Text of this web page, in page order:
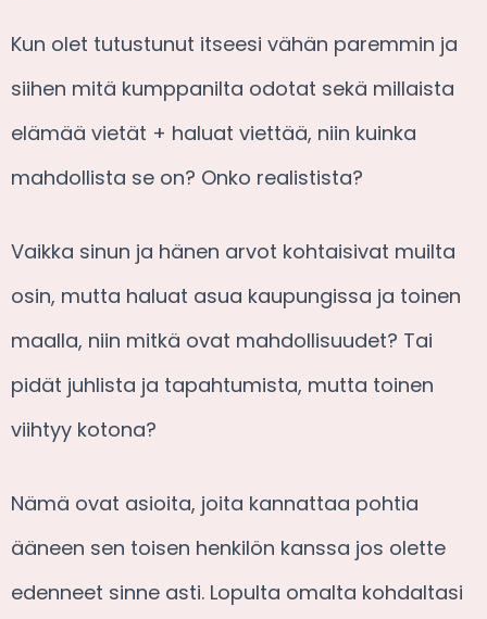
Kun olet tutustunut itseesi vähän paremmin ja
siihen mitä kumppanilta odotat sekä millaista
elämää vietät + haluat viettää, niin kuinka
mahdollista se on? Onko realistista?
Vaikka sinun ja hänen arvot kohtaisivat muilta
osin, mutta haluat asua kaupungissa ja toinen
maalla, niin mitkä ovat mahdollisuudet? Tai
pidät juhlista ja tapahtumista, mutta toinen
viihtyy kotona?
Nämä ovat asioita, joita kannattaa pohtia
ääneen sen toisen henkilön kanssa jos olette
edenneet sinne asti. Lopulta omalta kohdaltasi